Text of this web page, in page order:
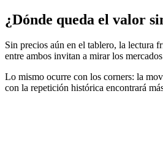
¿Dónde queda el valor
Sin precios aún en el tablero, la lectura
entre ambos invitan a mirar los
Lo mismo ocurre con los corners: la
con la repetición histórica encontrará